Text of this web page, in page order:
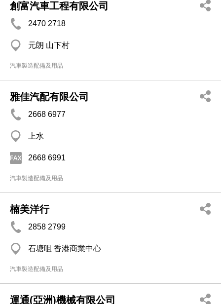
創富汽車工程有限公司
2470 2718
元朗 山下村
汽車製造配備及用品
雅佳汽配有限公司
2668 6977
上水
2668 6991
汽車製造配備及用品
楠美洋行
2858 2799
石塘咀 香港商業中心
汽車製造配備及用品
運通(亞洲)機械有限公司